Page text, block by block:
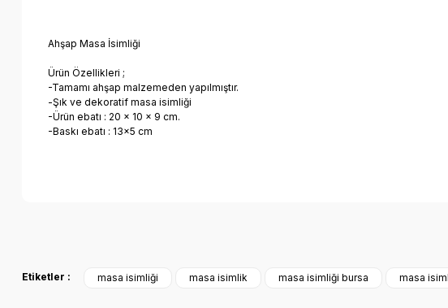
Ahşap Masa İsimliği
Ürün Özellikleri ;
-Tamamı ahşap malzemeden yapılmıştır.
-Şık ve dekoratif masa isimliği
-Ürün ebatı : 20 x 10 x 9 cm.
-Baskı ebatı : 13x5 cm
Etiketler : masa isimliği masa isimlik masa isimliği bursa masa